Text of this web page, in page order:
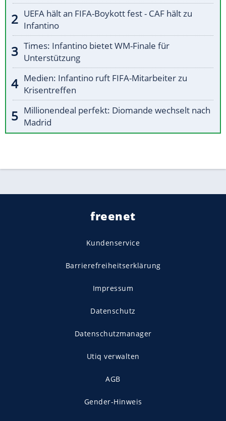
UEFA hält an FIFA-Boykott fest - CAF hält zu
Infantino
Times: Infantino bietet WM-Finale für
Unterstützung
Medien: Infantino ruft FIFA-Mitarbeiter zu
Krisentreffen
Millionendeal perfekt: Diomande wechselt nach
Madrid
freenet
Kundenservice
Barrierefreiheitserklärung
Impressum
Datenschutz
Datenschutzmanager
Utiq verwalten
AGB
Gender-Hinweis